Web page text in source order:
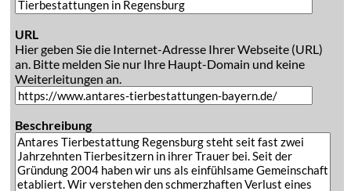
URL
Hier geben Sie die Internet-Adresse Ihrer Webseite (URL)
an. Bitte melden Sie nur Ihre Haupt-Domain und keine
Weiterleitungen an.
Beschreibung